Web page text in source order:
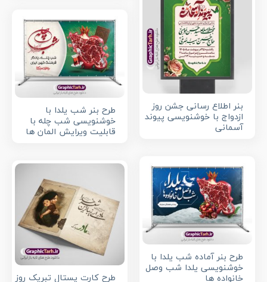
بنر اطلاع رسانی جشن روز
ازدواج با خوشنویسی پیوند
آسمانی
طرح بنر شب یلدا با
خوشنویسی شب چله با
قابلیت ویرایش المان ها
طرح بنر آماده شب یلدا با
خوشنویسی یلدا شب وصل
خانواده ها
طرح کارت پستال تبریک روز